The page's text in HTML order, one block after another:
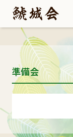
準備会